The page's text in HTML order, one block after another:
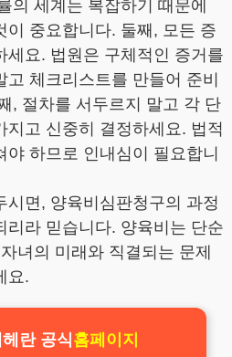
의 세계는 복잡하기 때문에
이 중요합니다. 둘째, 모든 증
세요. 법원은 구체적인 증거를
체크리스트를 만들어 준비
, 절차를 서두르지 말고 각 단
지고 신중히 결정하세요. 법적
하므로 인내심이 필요합니
시면, 양육비심판청구의 과정
리라 믿습니다. 양육비는 단순
녀의 미래와 직결되는 문제
요.
란 공식홈페이지